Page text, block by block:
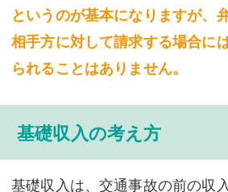
というのが基本になりますが、
相手方に対して請求する場合に
られることはありません。
基礎収入の考え方
基礎収入は、交通事故の前の収入